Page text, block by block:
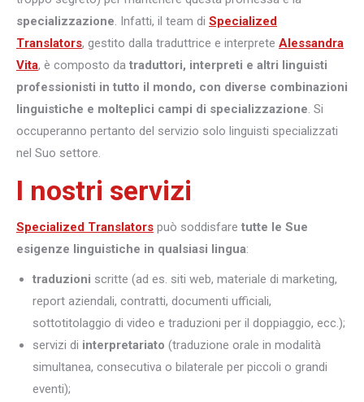
specializzazione. Infatti, il team di Specialized
Translators, gestito dalla traduttrice e interprete Alessandra
Vita, è composto da traduttori, interpreti e altri linguisti
professionisti in tutto il mondo, con diverse combinazioni
linguistiche e molteplici campi di specializzazione. Si
occuperanno pertanto del servizio solo linguisti specializzati
nel Suo settore.
I nostri servizi
Specialized Translators può soddisfare tutte le Sue
esigenze linguistiche in qualsiasi lingua:
traduzioni scritte (ad es. siti web, materiale di marketing,
report aziendali, contratti, documenti ufficiali,
sottotitolaggio di video e traduzioni per il doppiaggio, ecc.);
servizi di interpretariato (traduzione orale in modalità
simultanea, consecutiva o bilaterale per piccoli o grandi
eventi);